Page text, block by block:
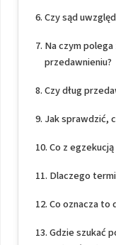
Czy sąd
Na czym
przedawnieniu?
Czy dług
Jak sprawdzić,
Co z
Dlaczego
Co oznacza to
Gdzie szukać